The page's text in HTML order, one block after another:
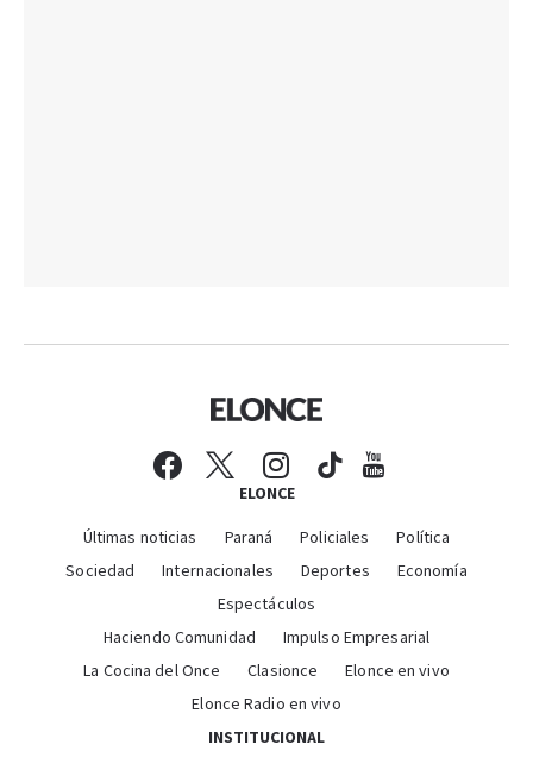
ELONCE
Últimas noticias Paraná Policiales
Política
Sociedad
Internacionales Deportes
Economía
Espectáculos
Haciendo Comunidad
Impulso Empresarial
La Cocina del Once
Clasionce
Elonce en vivo
Elonce Radio en vivo
INSTITUCIONAL